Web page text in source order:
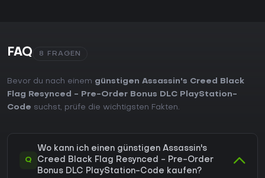
FAQ 8 FRAGEN
Bevor du nach einem günstigen Assassin's Creed Black
Flag Resynced - Pre-Order Bonus DLC PlayStation-
Code suchst, prüfe die wichtigsten Fakten.
Q
Wo kann ich einen günstigen Assassin's
Creed Black Flag Resynced - Pre-Order
Bonus DLC PlayStation-Code kaufen?